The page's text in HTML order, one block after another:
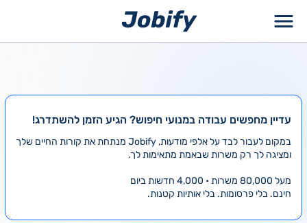
עדיין מחפשים עבודה במנועי חיפוש? הגיע הזמן להשתדרג!
במקום לעבור לבד על אלפי מודעות, Jobify מנתחת את קורות החיים שלך
ומציגה לך רק משרות שבאמת מתאימות לך.
מעל 80,000 משרות • 4,000 חדשות ביום
חינם. בלי פרסומות. בלי אותיות קטנות.